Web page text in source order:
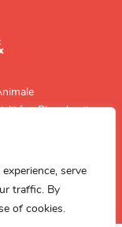
serve
traffic. By
of cookies.
Plan du site